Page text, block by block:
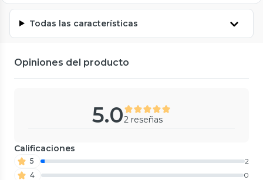
Todas las características
Opiniones del producto
5.02 reseñas
Calificaciones
5
2
4
0